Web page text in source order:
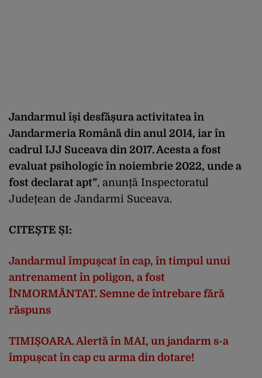
Jandarmul își desfășura activitatea în
Jandarmeria Română din anul 2014, iar în
cadrul IJJ Suceava din 2017. Acesta a fost
evaluat psihologic în noiembrie 2022, unde a
fost declarat apt”, anunță Inspectoratul
Județean de Jandarmi Suceava.
CITEȘTE ȘI:
Jandarmul împușcat în cap, în timpul unui
antrenament în poligon, a fost
ÎNMORMÂNTAT. Semne de întrebare fără
răspuns
TIMIȘOARA. Alertă în MAI, un jandarm s-a
împușcat în cap cu arma din dotare!